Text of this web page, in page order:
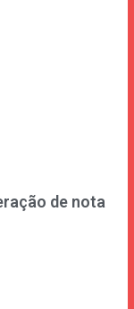
de nota